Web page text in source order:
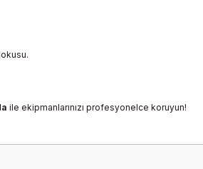
ile ekipmanlarınızı profesyonelce koruyun!